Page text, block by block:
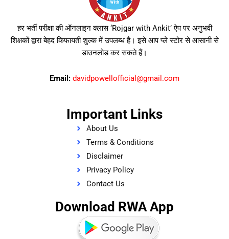
हर भर्ती परीक्षा की ऑनलाइन क्लास ‘Rojgar with Ankit’ ऐप पर अनुभवी
शिक्षकों द्वारा बेहद किफायती शुल्क में उपलब्ध है। इसे आप प्ले स्टोर से आसानी से
डाउनलोड कर सकते हैं।
Email: davidpowellofficial@gmail.com
Important Links
About Us
Terms & Conditions
Disclaimer
Privacy Policy
Contact Us
Download RWA App